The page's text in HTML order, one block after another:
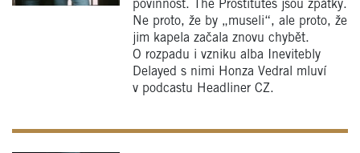
povinnost. The Prostitutes jsou zpátky.
Ne proto, že by „museli“, ale proto, že
jim kapela začala znovu chybět.
O rozpadu i vzniku alba Inevitebly
Delayed s nimi Honza Vedral mluví
v podcastu Headliner CZ.